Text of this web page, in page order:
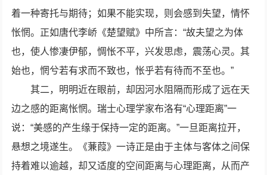
着一种寄托与期待；如果不能实现，则会感到失望，情怀
怅惘。正如唐代李峤《楚望赋》中所言：“故夫望之为体
也，使人惨凄伊郁，惆怅不平，兴发思虑，震荡心灵。其
始也，惘兮若有求而不致也，怅乎若有待而不至也。”
其二，明明近在眼前，却因河水阻隔而形成了远在天
边之感的距离怅惘。瑞士心理学家布洛有“心理距离”一
说：“美感的产生缘于保持一定的距离。”一旦距离拉开，
悬想之境遂生。《蒹葭》一诗正是由于主体与客体之间保
持着难以逾越，却又适度的空间距离与心理距离，从而产